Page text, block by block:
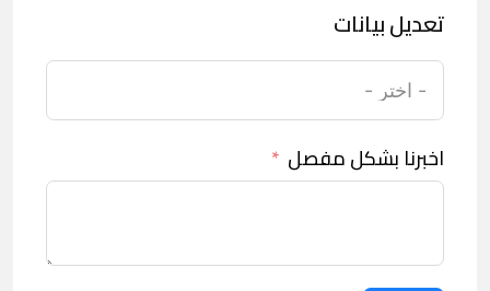
تعديل بيانات
اخبرنا بشكل مفصل